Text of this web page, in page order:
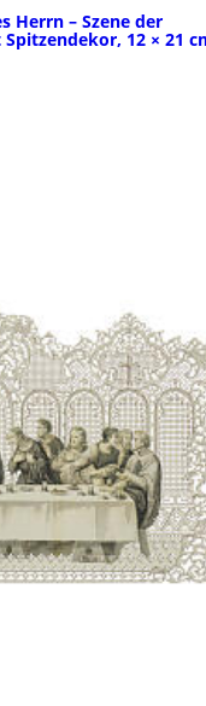
Herrn – Szene der
12 × 21